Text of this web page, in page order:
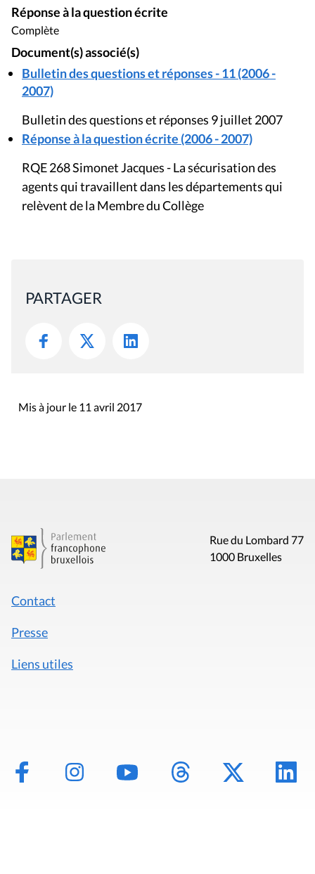
Réponse à la question écrite
Complète
Document(s) associé(s)
Bulletin des questions et réponses - 11 (2006 -
2007)
Bulletin des questions et réponses 9 juillet 2007
Réponse à la question écrite (2006 - 2007)
RQE 268 Simonet Jacques - La sécurisation des
agents qui travaillent dans les départements qui
relèvent de la Membre du Collège
PARTAGER
Mis à jour le 11 avril 2017
Rue du Lombard 77
1000 Bruxelles
Contact
Presse
Liens utiles